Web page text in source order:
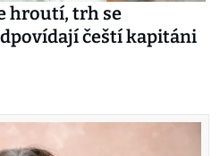
hroutí, trh se
čeští kapitáni